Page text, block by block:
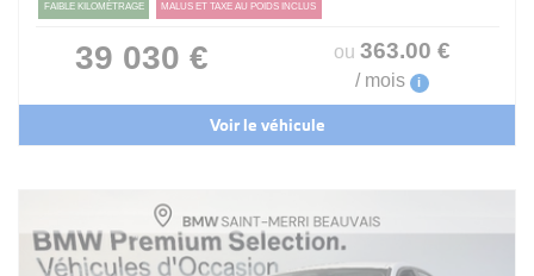
FAIBLE KILOMÉTRAGE MALUS ET TAXE AU POIDS INCLUS
39 030 € ou 363.00 €
/ mois i
Voir le véhicule